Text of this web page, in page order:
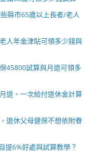
縣市65歲以上長者/老人
人年金津貼可領多少錢與
45800試算與月退可領多
退、一次給付退休金計算
退休父母健保不想依附眷
提6%好處與試算教學？